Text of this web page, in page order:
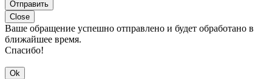
Отправить
Close
Ваше обращение успешно отправлено и будет обработано в
ближайшее время.
Спасибо!
Ok